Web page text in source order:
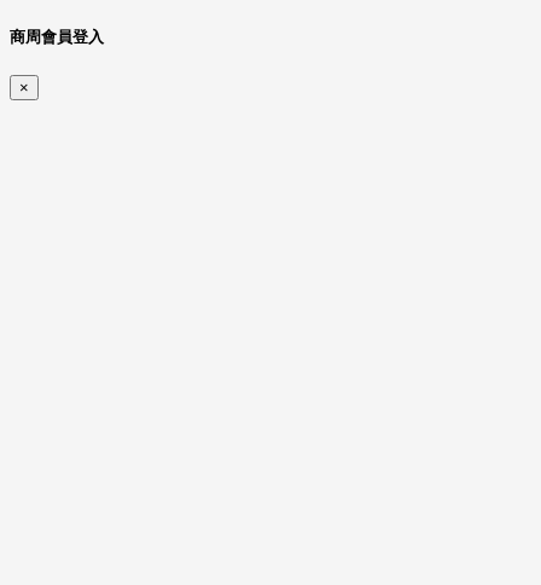
商周會員登入
×